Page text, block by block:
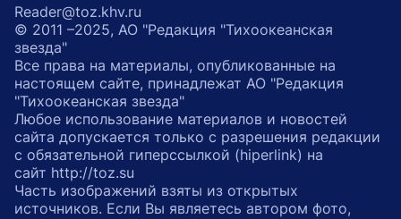
Reader@toz.khv.ru
© 2011 –2025, АО "Редакция "Тихоокеанская
звезда"
Все права на материалы, опубликованные на
настоящем сайте, принадлежат АО "Редакция
"Тихоокеанская звезда"
Любое использование материалов и новостей
сайта допускается только с разрешения редакции
с обязательной гиперссылкой (hiperlink) на
сайт http://toz.su
Часть изображений взяты из открытых
источников. Если Вы являетесь автором фото,